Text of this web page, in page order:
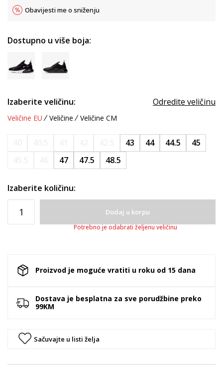
Obavijesti me o sniženju
Dostupno u više boja:
Izaberite veličinu: Odredite veličinu
Veličine EU Veličine Veličine CM
43 44 44.5
45
47 47.5 48.5
Izaberite količinu:
Dodaj u korpu
Potrebno je odabrati željenu veličinu
Proizvod je moguće vratiti u roku od 15 dana
Dostava je besplatna za sve porudžbine preko
99KM
Sačuvajte u listi želja